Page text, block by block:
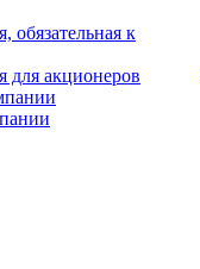
обязательная к
акционеров